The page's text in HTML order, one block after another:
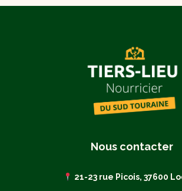
Nous contacter
21-23 rue Picois, 37600